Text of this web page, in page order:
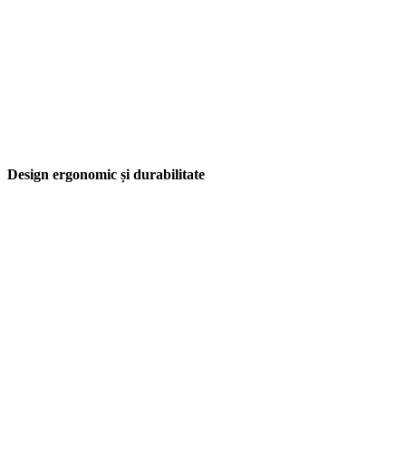
Design ergonomic și durabilitate